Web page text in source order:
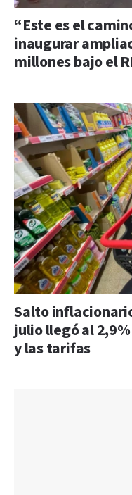
“Este es el
inaugurar
millones bajo el
Salto
julio llegó al
y las tarifas